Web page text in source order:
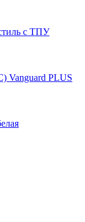
с ТПУ
Vanguard PLUS